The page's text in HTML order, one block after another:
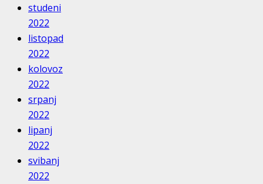
studeni
2022
listopad
2022
kolovoz
2022
srpanj
2022
lipanj
2022
svibanj
2022